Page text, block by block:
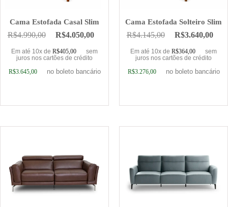
Cama Estofada Casal Slim
R$4.990,00 R$4.050,00
Em até 10x de R$405,00
sem
juros nos cartões de crédito
R$3.645,00 no boleto bancário
Cama Estofada Solteiro Slim
R$4.145,00 R$3.640,00
Em até 10x de R$364,00
sem
juros nos cartões de crédito
R$3.276,00 no boleto bancário